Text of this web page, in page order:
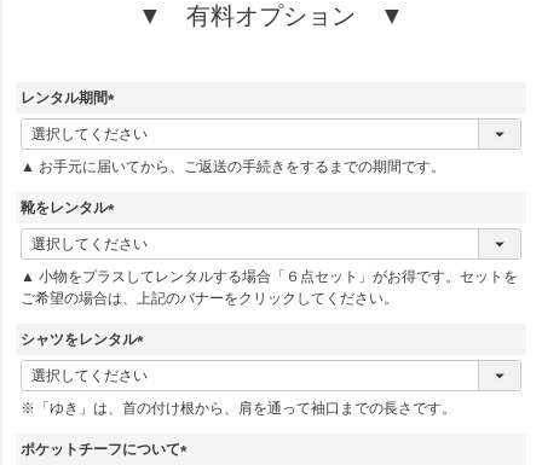
▼ 有料オプション ▼
レンタル期間
(
必
須
▲ お手元に届いてから、ご返送の手続きをするまでの期間です。
靴をレンタル
(
必
須
)
▲ 小物をプラスしてレンタルする場合「６点セット」がお得です。セットを
ご希望の場合は、上記のバナーをクリックしてください。
シャツをレンタル
(
必
須
※「ゆき」は、首の付け根から、肩を通って袖口までの長さです。
ポケットチーフについて